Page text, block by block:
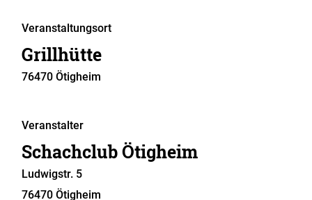
Veranstaltungsort
Grillhütte
76470 Ötigheim
Veranstalter
Schachclub Ötigheim
Ludwigstr. 5
76470 Ötigheim